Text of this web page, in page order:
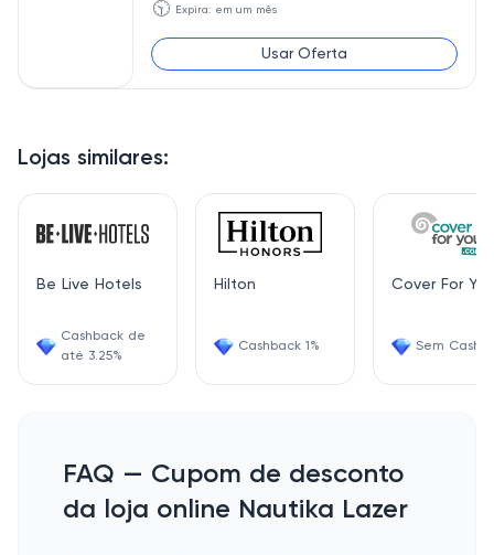
Lojas similares:
Be Live Hotels
Cashback de
até 3.25%
Hilton
Cashback 1%
Cover For
Sem
🕥 Expira: em um mês
Usar Oferta
FAQ — Cupom de desconto
da loja online Nautika Lazer